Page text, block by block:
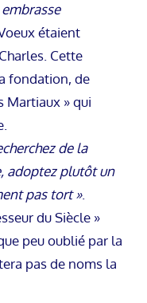
étaient
Cette
fondation, de
Martiaux » qui
de la
adoptez plutôt un
pas tort ».
du Siècle »
peu oublié par la
pas de noms la